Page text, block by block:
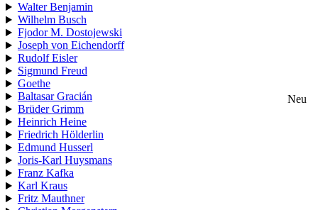
Walter Benjamin
Wilhelm Busch
Fjodor M. Dostojewski
Joseph von Eichendorff
Rudolf Eisler
Sigmund Freud
Goethe
Baltasar Gracián
Neu
Brüder Grimm
Heinrich Heine
Friedrich Hölderlin
Edmund Husserl
Joris-Karl Huysmans
Franz Kafka
Karl Kraus
Fritz Mauthner